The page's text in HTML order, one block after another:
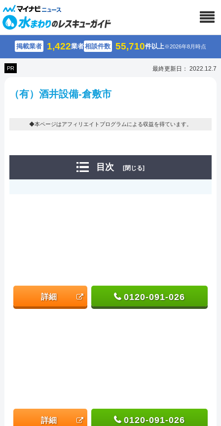
掲載業者 1,422業者相談件数 55,710件以上※2026年8月時点
PR 最終更新日： 2022.12.7
（有）酒井設備-倉敷市
◆本ページはアフィリエイトプログラムによる収益を得ています。
目次 [閉じる]
詳細 0120-091-026
詳細 0120-091-026